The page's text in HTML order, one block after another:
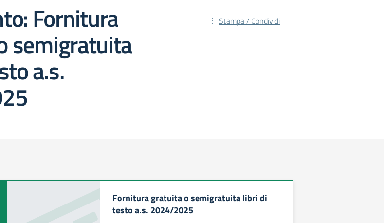
Fornitura
semigratuita
a.s.
Stampa / Condividi
Fornitura gratuita o semigratuita libri di
testo a.s. 2024/2025